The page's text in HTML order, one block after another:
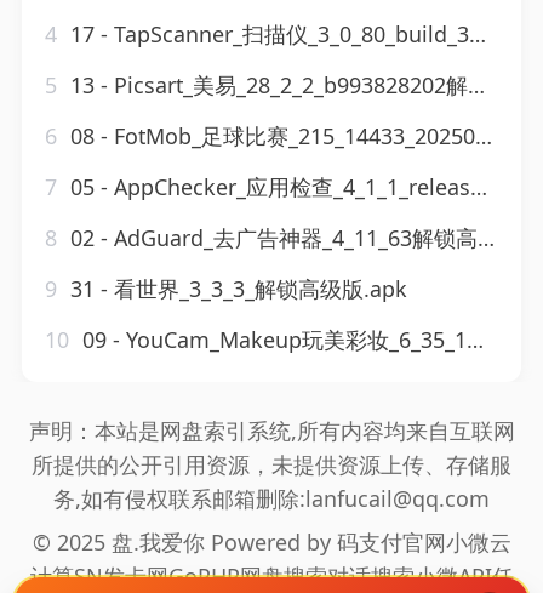
4 17 - TapScanner_扫描仪_3_0_80_build_3080解锁高级版.apk
5 13 - Picsart_美易_28_2_2_b993828202解锁高级版.apk
6 08 - FotMob_足球比赛_215_14433_20250820_rc_build_14433解锁高级版.apk
7 05 - AppChecker_应用检查_4_1_1_release_build_4001003解锁高级版.apk
8 02 - AdGuard_去广告神器_4_11_63解锁高级版.apk
9 31 - 看世界_3_3_3_解锁高级版.apk
10 09 - YouCam_Makeup玩美彩妆_6_35_1解锁高级版.apk
声明：本站是网盘索引系统,所有内容均来自互联网
所提供的公开引用资源，未提供资源上传、存储服
务,如有侵权联系邮箱删除:lanfucail@qq.com
© 2025 盘.我爱你 Powered by 码支付官网小微云
计算SN发卡网GoPHP网盘搜索对话搜索小微API任